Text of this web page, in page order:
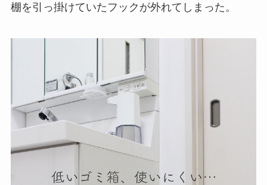
棚を引っ掛けていたフックが外れてしまった。